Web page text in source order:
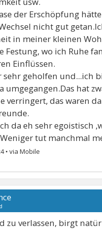
der Erschöpfung
nicht gut
in meiner kleinen
Festung, wo ich Ruhe
Einflüssen.
sehr geholfen und...ich
umgegangen.Das hat
verringert, das waren
da eh sehr egoistisch
tut manchmal
•
zu verlassen, birgt